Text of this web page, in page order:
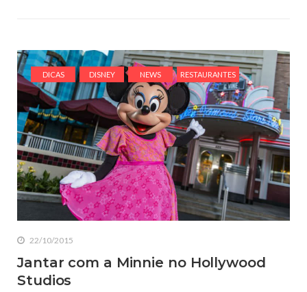
DICAS DISNEY NEWS RESTAURANTES
22/10/2015
Jantar com a Minnie no Hollywood
Studios